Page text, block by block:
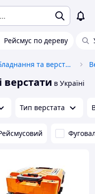
Рейсмус по дереву
Промислове обладнання та верстати
верстати в Україні
Тип верстата